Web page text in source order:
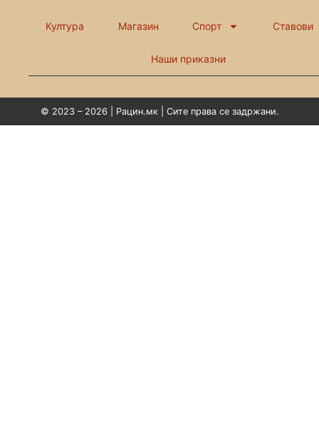
Култура Магазин Спорт Ставови
Наши приказни
© 2023 – 2026 | Рацин.мк | Сите права се задржани.